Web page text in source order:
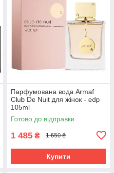
Парфумована вода Armaf
Club De Nuit для жінок - edp
105ml
Готово до відправки
1 485 ₴ 1 650 ₴
Купити